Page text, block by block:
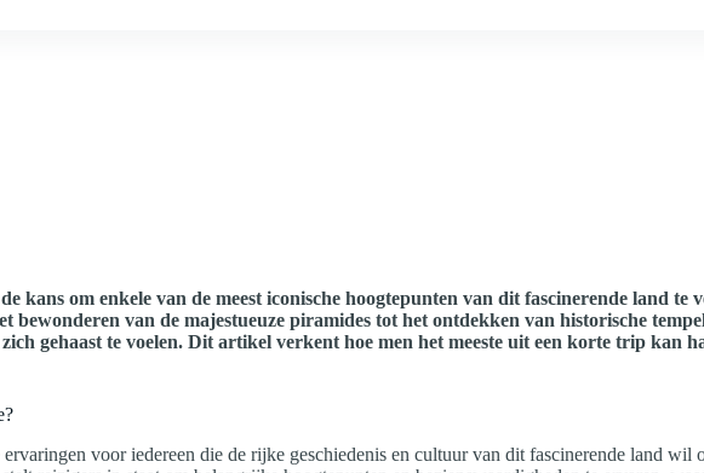
kans om enkele van de meest iconische hoogtepunten van dit fascinerende land
bewonderen van de majestueuze piramides tot het ontdekken van historische
gehaast te voelen. Dit artikel verkent hoe men het meeste uit een korte trip kan
voor iedereen die de rijke geschiedenis en cultuur van dit fascinerende land